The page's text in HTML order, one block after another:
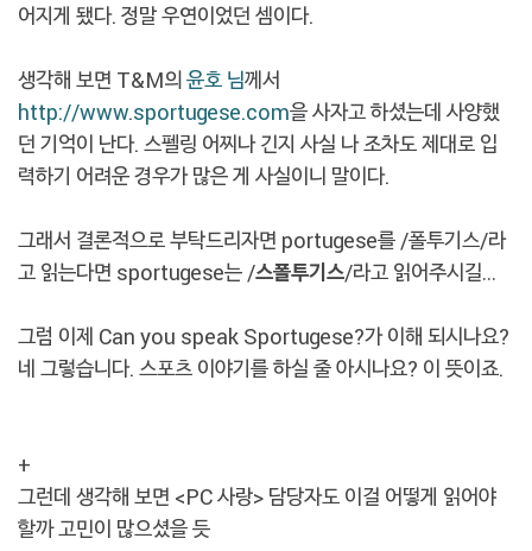
어지게 됐다. 정말 우연이었던 셈이다.
생각해 보면 T&M의윤호 님께서
http://www.sportugese.com을 사자고 하셨는데 사양했
던 기억이 난다. 스펠링 어찌나 긴지 사실 나 조차도 제대로 입
력하기 어려운 경우가 많은 게 사실이니 말이다.
그래서 결론적으로 부탁드리자면 portugese를 /폴투기스/라
고 읽는다면 sportugese는 /스폴투기스/라고 읽어주시길…
그럼 이제 Can you speak Sportugese?가 이해 되시나요?
네 그렇습니다. 스포츠 이야기를 하실 줄 아시나요? 이 뜻이죠.
+
그런데 생각해 보면 <PC 사랑> 담당자도 이걸 어떻게 읽어야
할까 고민이 많으셨을 듯